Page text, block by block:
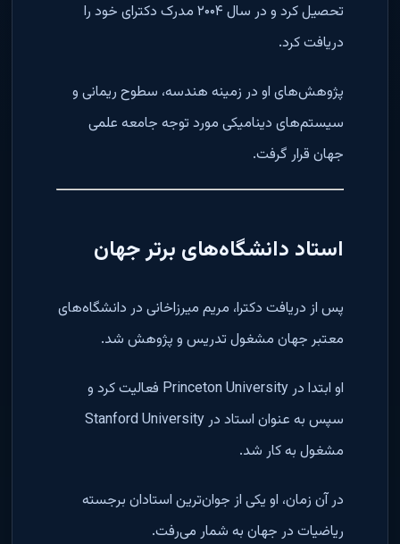
تحصیل کرد و در سال ۲۰۰۴ مدرک دکترای خود را
دریافت کرد.
پژوهش‌های او در زمینه هندسه، سطوح ریمانی و
سیستم‌های دینامیکی مورد توجه جامعه علمی
جهان قرار گرفت.
استاد دانشگاه‌های برتر جهان
پس از دریافت دکترا، مریم میرزاخانی در دانشگاه‌های
معتبر جهان مشغول تدریس و پژوهش شد.
او ابتدا در Princeton University فعالیت کرد و
سپس به عنوان استاد در Stanford University
مشغول به کار شد.
در آن زمان، او یکی از جوان‌ترین استادان برجسته
ریاضیات در جهان به شمار می‌رفت.